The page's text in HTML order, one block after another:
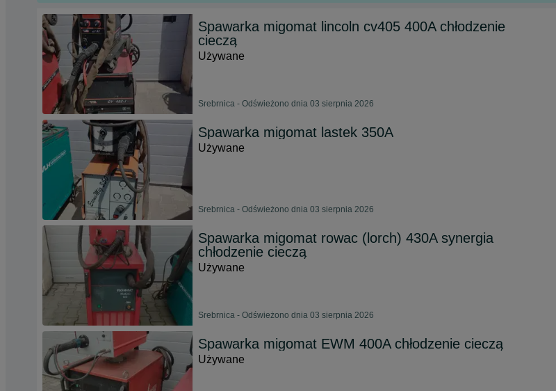
Spawarka migomat lincoln cv405 400A chłodzenie
cieczą
Używane
Srebrnica - Odświeżono dnia 03 sierpnia 2026
Spawarka migomat lastek 350A
Używane
Srebrnica - Odświeżono dnia 03 sierpnia 2026
Spawarka migomat rowac (lorch) 430A synergia
chłodzenie cieczą
Używane
Srebrnica - Odświeżono dnia 03 sierpnia 2026
Spawarka migomat EWM 400A chłodzenie cieczą
Używane